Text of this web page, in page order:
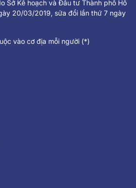
Sở Kế hoạch và Đầu tư Thành phố Hồ
20/03/2019, sửa đổi lần thứ 7 ngày
vào cơ địa mỗi người (*)